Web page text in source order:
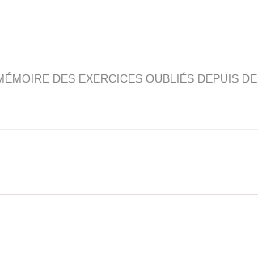
DES EXERCICES OUBLIÉS DEPUIS